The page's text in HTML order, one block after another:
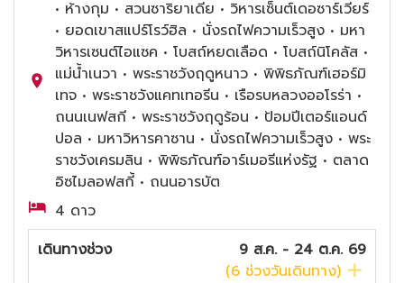
• ห้างกุม • สวนซาริยาเดีย • วิหารเซ็นต์เดอซาร์เวียร์
• ยอดเขาสแปร์โรว์ฮิล • นั่งรถไฟความเร็วสูง • มหา
วิหารเซนต์ไอแซค • โบสถ์หยดเลือด • โบสถ์นิโคลัส •
แม่น้ำเนวา • พระราชวังฤดูหนาว • พิพิธภัณฑ์เฮอร์มิ
เทจ • พระราชวังแคทเทอรีน • เรือรบหลวงออโรร่า •
ถนนเนฟสกี • พระราชวังฤดูร้อน • ป้อมปีเตอร์แอนด์
ปอล • มหาวิหารคาซาน • นั่งรถไฟความเร็วสูง • พระ
ราชวังเครมลิน • พิพิธภัณฑ์อาร์เมอรีแห่งรัฐ • ตลาด
อิซไมลอฟสกี้ • ถนนอารบัต
4 ดาว
เดินทางช่วง
9 ส.ค. - 24 ต.ค. 69
(6 ช่วงวันเดินทาง)